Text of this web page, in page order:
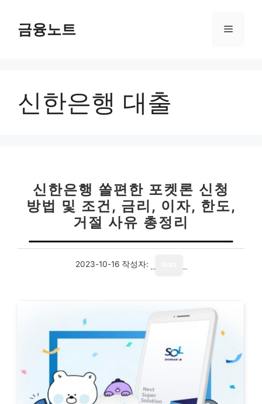
금융노트 메
신한은행 대출
신한은행 쏠편한 포켓론 신청
방법 및 조건, 금리, 이자, 한도,
거절 사유 총정리
2023-10-16 작성자: